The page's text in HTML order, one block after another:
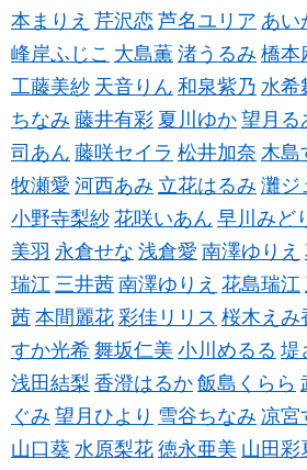
本まりえ 芹沢恋 芦名ユリア あい
峰岸ふじこ 大島薫 渚うるみ 橋本
工藤美紗 天音りん 和泉紫乃 水希
ちなみ 藤井有彩 夏川ゆか 望月る
司あん 藤咲セイラ 松井加奈 木島
牧瀬愛 河西あみ 立花はるみ 灘ジ
小野寺梨紗 花咲いあん 早川みど
美羽 永倉せな 浅倉愛 南澤ゆりえ
瑞江 三井茜 南澤ゆりえ 花島瑞江
茜 本間麗花 彩佳リリス 桜木えみ
すか光希 舞坂仁美 小川めるる 堤
浅田結梨 香澄はるか 飯島くらら
ぐみ 望月ひより 雪谷ちなみ 凉宮
山口葵 水原梨花 徳永亜美 山田彩